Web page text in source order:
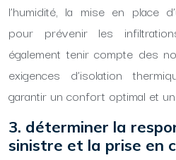
l’humidité, la mise en place
pour prévenir les
également tenir compte des
exigences d’isolation
garantir un confort optimal et
3. déterminer la
sinistre et la prise en